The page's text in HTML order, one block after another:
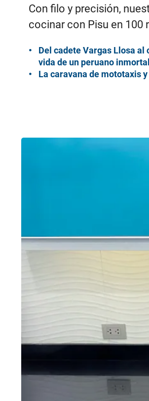
Con filo y precisión,
cocinar con Pisu en 100
Del cadete Vargas Llosa
vida de un peruano inmortal
La caravana de mototaxis